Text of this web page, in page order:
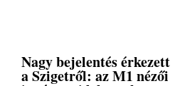
Nagy bejelentés érkezett
a Szigetről: az M1 nézői